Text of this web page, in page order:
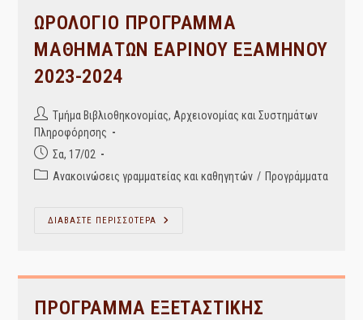
ΩΡΟΛΟΓΙΟ ΠΡΟΓΡΑΜΜΑ
ΜΑΘΗΜΑΤΩΝ ΕΑΡΙΝΟΥ ΕΞΑΜΗΝΟΥ
2023-2024
Post
author:
Τμήμα Βιβλιοθηκονομίας, Αρχειονομίας και Συστημάτων
Πληροφόρησης
Post
published:
Σα, 17/02
PostΑνακοινώσεις γραμματείας και καθηγητών / Προγράμματα
ΔΙΑΒΑΣΤΕ ΠΕΡΙΣΣΟΤΕΡΑ
ΩΡΟΛΟΓΙΟ
2023-
ΠΡΟΓΡΑΜΜΑ ΕΞΕΤΑΣΤΙΚΗΣ